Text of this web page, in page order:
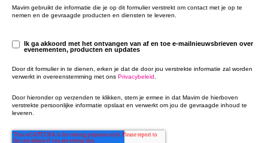
Mavim gebruikt de informatie die je op dit formulier verstrekt om contact met je op te
nemen en de gevraagde producten en diensten te leveren.
Ik ga akkoord met het ontvangen van af en toe e-mailnieuwsbrieven over
evenementen, producten en updates
Door dit formulier in te dienen, erken je dat de door jou verstrekte informatie zal worden
verwerkt in overeenstemming met ons Privacybeleid
Door hieronder op verzenden te klikken, stem je ermee in dat Mavim de hierboven
verstrekte persoonlijke informatie opslaat en verwerkt om jou de gevraagde inhoud te
leveren.